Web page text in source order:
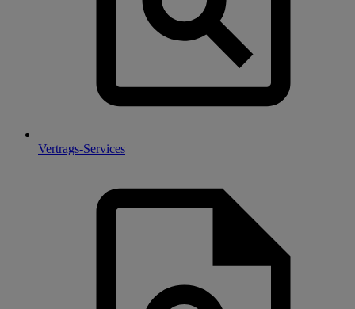
Vertrags-Services